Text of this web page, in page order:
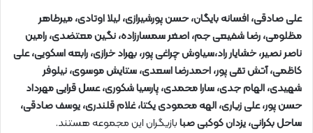
علی صادقی، افسانه بایگان، حسن پورشیرازی، لیلا اوتادی، میرطاهر
مظلومی، رضا شفیعی جم، اصغر سمسارزاده، نگین معتضدی، رامین
ناصر نصیر، خشایار راد،سیاوش چراغی پور، بهراد خرازی، رابعه اسکویی، علی
کاظمی، آتش تقی پور، احمدرضا اسعدی، ستایش موسوی، نیلوفر
شهیدی، الهام جدی، سارا محمدی، پارسیا شکوری، عسل قرایی مهرداد
حسن پور، علی زیاری، الهه محمودی یکتا، غلام قلندری، یوسف صادقی،
ساحل بکرانی، یزدان کوکبی صبابازیگران این مجموعه هستند.